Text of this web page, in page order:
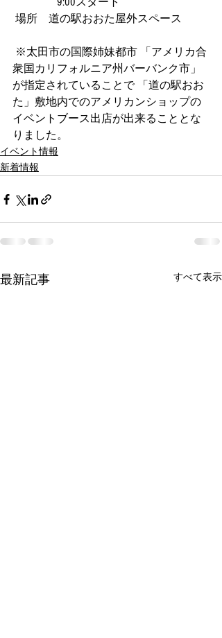
場所　道の駅おおた屋外スペース
※太田市の国際姉妹都市 「アメリカ合
衆国カリフォルニア州バーバンク市」
が指定されていることで 「道の駅おお
た」敷地内でのアメリカンショップの
イベントブース出店が出来ることとな
りました。
イベント情報
新着情報
最新記事 すべて表示